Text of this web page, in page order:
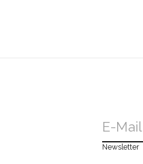
Newsletter